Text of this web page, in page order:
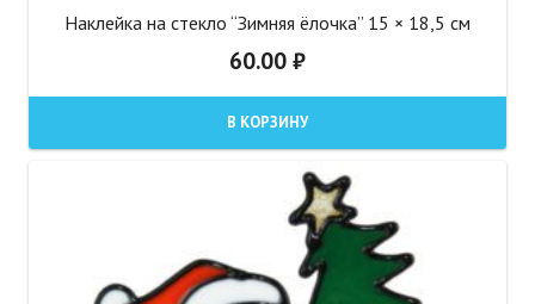
Наклейка на стекло “Зимняя ёлочка” 15 × 18,5 см
60.00 ₽
В КОРЗИНУ